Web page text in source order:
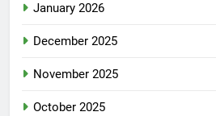
January 2026
December 2025
November 2025
October 2025